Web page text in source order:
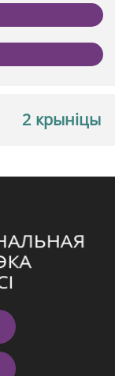
2 крыніцы